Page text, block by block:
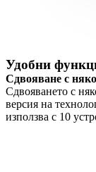
Удобни
Сдвояване с
Сдвояването с
версия на
използва с 10